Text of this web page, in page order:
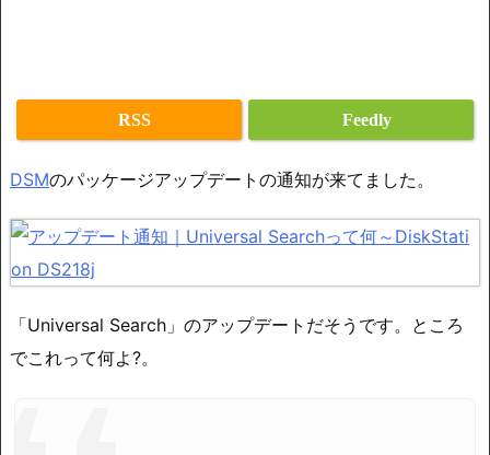
RSS Feedly
DSMのパッケージアップデートの通知が来てました。
「Universal Search」のアップデートだそうです。ところ
でこれって何よ?。